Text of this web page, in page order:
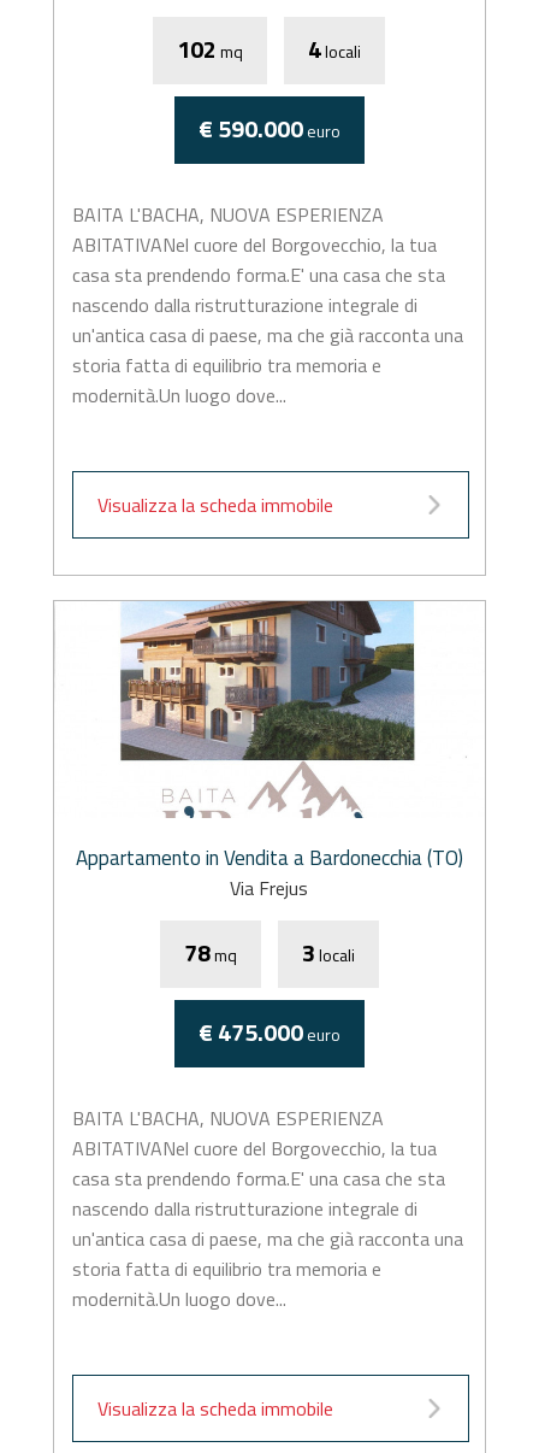
102 mq 4locali
€ 590.000euro
BAITA L'BACHA, NUOVA ESPERIENZA
ABITATIVANel cuore del Borgovecchio, la tua
casa sta prendendo forma.E' una casa che sta
nascendo dalla ristrutturazione integrale di
un'antica casa di paese, ma che già racconta una
storia fatta di equilibrio tra memoria e
modernità.Un luogo dove...
Visualizza la scheda immobile
Appartamento in Vendita a Bardonecchia (TO)
Via Frejus
78mq 3locali
€ 475.000euro
BAITA L'BACHA, NUOVA ESPERIENZA
ABITATIVANel cuore del Borgovecchio, la tua
casa sta prendendo forma.E' una casa che sta
nascendo dalla ristrutturazione integrale di
un'antica casa di paese, ma che già racconta una
storia fatta di equilibrio tra memoria e
modernità.Un luogo dove...
Visualizza la scheda immobile